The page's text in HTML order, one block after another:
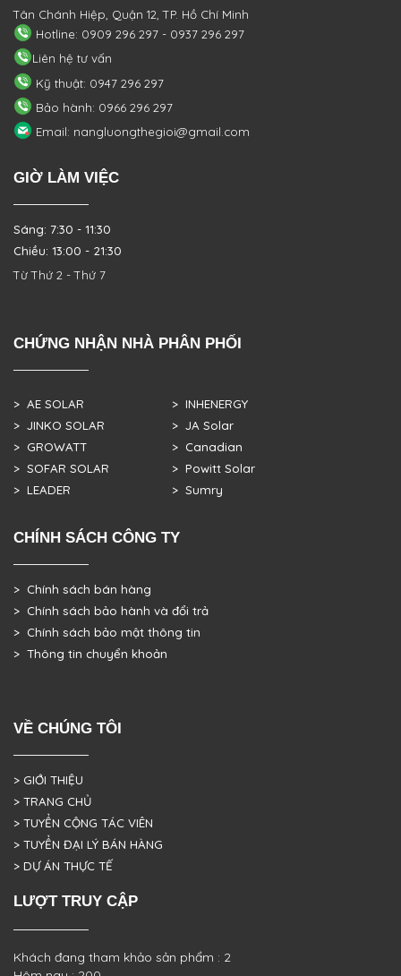
Tân Chánh Hiệp, Quận 12, TP. Hồ Chí Minh
Hotline: 0909 296 297 - 0937 296 297
Liên hệ tư vấn
Kỹ thuật: 0947 296 297
Bảo hành: 0966 296 297
Email: nangluongthegioi@gmail.com
GIỜ LÀM VIỆC
Sáng: 7:30 - 11:30
Chiều: 13:00 - 21:30
Từ Thứ 2 - Thứ 7
CHỨNG NHẬN NHÀ PHÂN PHỐI
> AE SOLAR
> JINKO SOLAR
> GROWATT
> SOFAR SOLAR
> LEADER
> INHENERGY
> JA Solar
> Canadian
> Powitt Solar
> Sumry
CHÍNH SÁCH CÔNG TY
> Chính sách bán hàng
> Chính sách bảo hành và đổi trả
> Chính sách bảo mật thông tin
> Thông tin chuyển khoản
VỀ CHÚNG TÔI
> GIỚI THIỆU
> TRANG CHỦ
> TUYỂN CỘNG TÁC VIÊN
> TUYỂN ĐẠI LÝ BÁN HÀNG
> DỰ ÁN THỰC TẾ
LƯỢT TRUY CẬP
Khách đang tham khảo sản phẩm : 2